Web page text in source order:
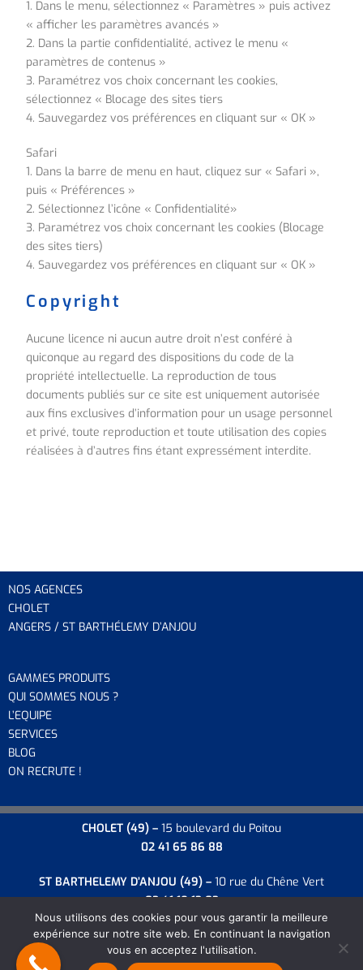
1. Dans le menu, sélectionnez « Paramètres » puis activez
« afficher les paramètres avancés »
2. Dans la partie confidentialité, activez le menu «
paramètres de contenus »
3. Paramétrez vos choix concernant les cookies,
sélectionnez « Blocage des sites tiers
4. Sauvegardez vos préférences en cliquant sur « OK »
Safari
1. Dans la barre de menu en haut, cliquez sur « Safari »,
puis « Préférences »
2. Sélectionnez l’icône « Confidentialité»
3. Paramétrez vos choix concernant les cookies (Blocage
des sites tiers)
4. Sauvegardez vos préférences en cliquant sur « OK »
Copyright
Aucune licence ni aucun autre droit n’est conféré à
quiconque au regard des dispositions du code de la
propriété intellectuelle. La reproduction de tous
documents publiés sur ce site est uniquement autorisée
aux fins exclusives d’information pour un usage personnel
et privé, toute reproduction et toute utilisation des copies
réalisées à d’autres fins étant expressément interdite.
NOS AGENCES
CHOLET
ANGERS / ST BARTHÉLEMY D’ANJOU
GAMMES PRODUITS
QUI SOMMES NOUS ?
L’EQUIPE
SERVICES
BLOG
ON RECRUTE !
CHOLET (49) – 15 boulevard du Poitou
02 41 65 86 88
ST BARTHELEMY D’ANJOU (49) – 10 rue du Chêne Vert
02 41 18 13 03
Copyright 2026 SPECIMAT -Mentions légales-CGV-Plan du site
Nous utilisons des cookies pour vous garantir la meilleure
expérience sur notre site web. En continuant la navigation
vous en acceptez l'utilisation.